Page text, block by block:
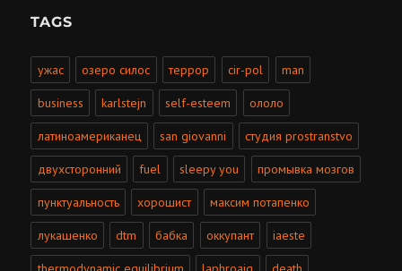
TAGS
ужас озеро силос террор cir-pol man
business karlstejn self-esteem ололо
латиноамериканец san giovanni студия prostranstvo
двухсторонний fuel sleepy you промывка мозгов
пунктуальность хорошист максим потапенко
лукашенко dtm бабка оккупант iaeste